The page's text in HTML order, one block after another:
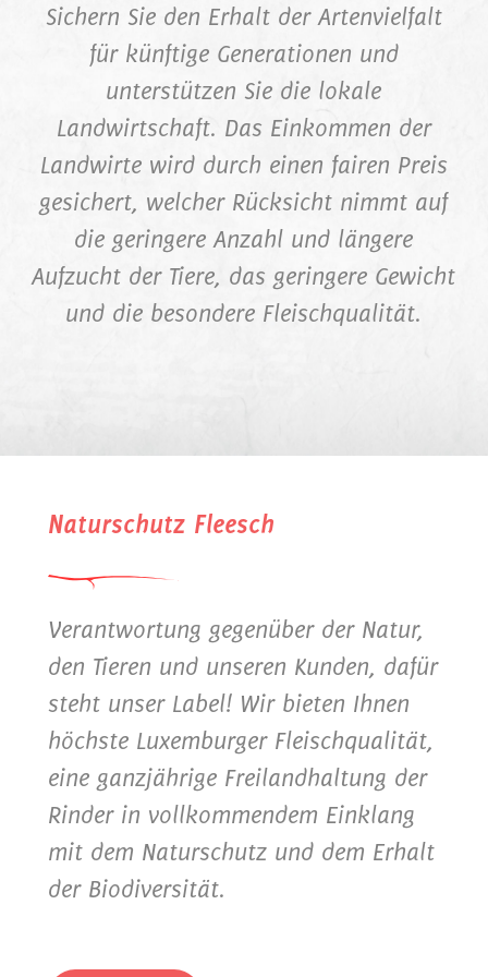
Sichern Sie den Erhalt der Artenvielfalt
für künftige Generationen und
unterstützen Sie die lokale
Landwirtschaft. Das Einkommen der
Landwirte wird durch einen fairen Preis
gesichert, welcher Rücksicht nimmt auf
die geringere Anzahl und längere
Aufzucht der Tiere, das geringere Gewicht
und die besondere Fleischqualität.
Naturschutz Fleesch
Verantwortung gegenüber der Natur,
den Tieren und unseren Kunden, dafür
steht unser Label! Wir bieten Ihnen
höchste Luxemburger Fleischqualität,
eine ganzjährige Freilandhaltung der
Rinder in vollkommendem Einklang
mit dem Naturschutz und dem Erhalt
der Biodiversität.